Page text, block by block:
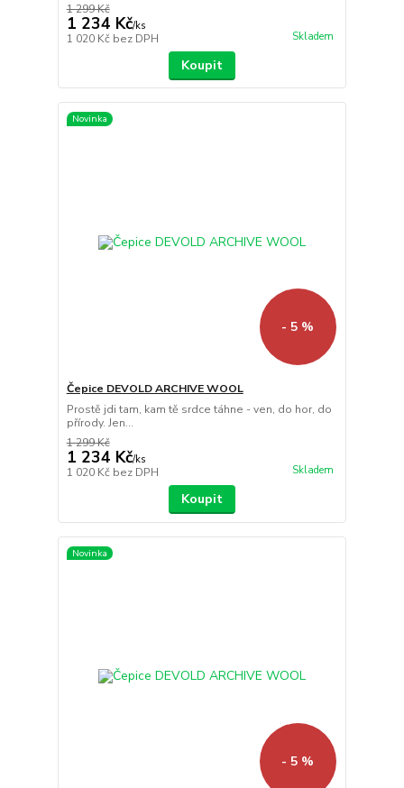
1 299 Kč
1 234 Kč/ks
1 020 Kč bez DPH Skladem
Koupit
Novinka
- 5 %
Čepice DEVOLD ARCHIVE WOOL
Prostě jdi tam, kam tě srdce táhne - ven, do hor, do
přírody. Jen...
1 299 Kč
1 234 Kč/ks
1 020 Kč bez DPH Skladem
Koupit
Novinka
- 5 %